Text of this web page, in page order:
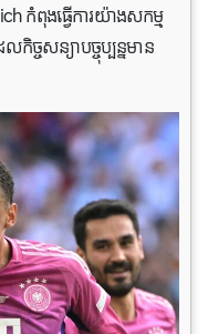
កំពុងធ្វើការយ៉ាងសកម្ម
ច្ចសន្យាបច្ចុប្បន្នមាន